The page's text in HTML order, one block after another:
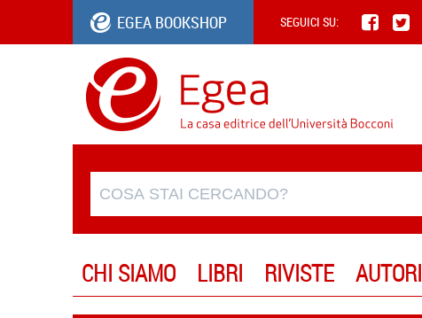
EGEA BOOKSHOP SEGUICI SU:
CHI SIAMO LIBRI RIVISTE AUTORI